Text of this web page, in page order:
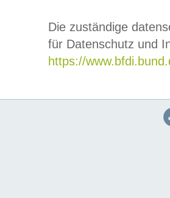
Die zuständige
für Datenschutz und
https://